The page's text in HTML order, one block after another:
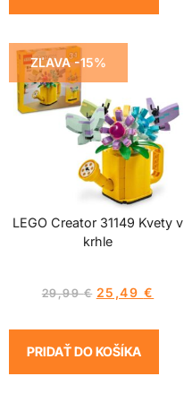
ZĽAVA -15%
LEGO Creator 31149 Kvety v
krhle
29,99€ 25,49 €
PRIDAŤ DO KOŠÍKA